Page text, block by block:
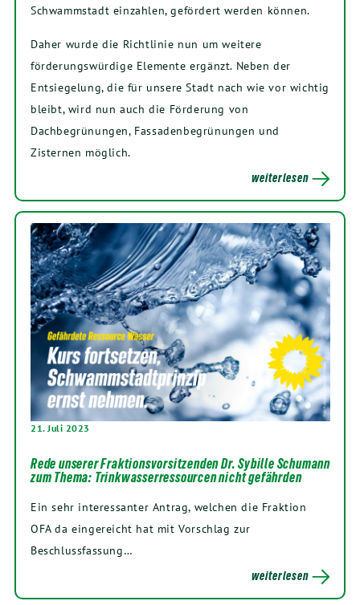
Schwammstadt einzahlen, gefördert werden können.
Daher wurde die Richtlinie nun um weitere
förderungswürdige Elemente ergänzt. Neben der
Entsiegelung, die für unsere Stadt nach wie vor wichtig
bleibt, wird nun auch die Förderung von
Dachbegrünungen, Fassadenbegrünungen und
Zisternen möglich.
weiterlesen
21. Juli 2023
Rede unserer Fraktionsvorsitzenden Dr. Sybille Schumann
zum Thema: Trinkwasserressourcen nicht gefährden
Ein sehr interessanter Antrag, welchen die Fraktion
OFA da eingereicht hat mit Vorschlag zur
Beschlussfassung…
weiterlesen